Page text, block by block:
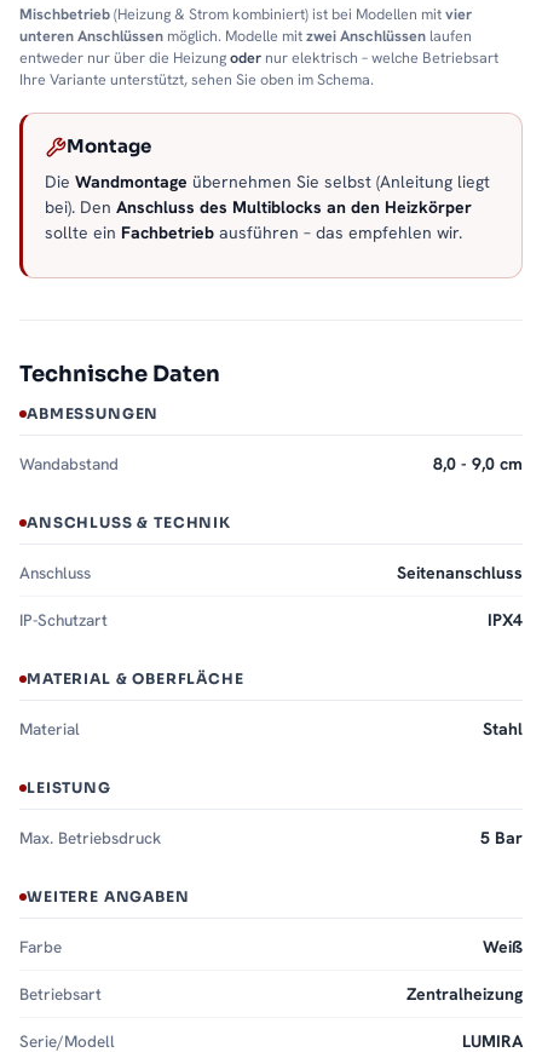
Mischbetrieb(Heizung & Strom kombiniert) ist bei Modellen mitvier
unteren Anschlüssen möglich. Modelle mitzwei Anschlüssen laufen
entweder nur über die Heizungoder nur elektrisch – welche Betriebsart
Ihre Variante unterstützt, sehen Sie oben im Schema.
Montage
Die Wandmontage übernehmen Sie selbst (Anleitung liegt
bei). Den Anschluss des Multiblocks an den Heizkörper
sollte ein Fachbetrieb ausführen – das empfehlen wir.
Technische Daten
ABMESSUNGEN
Wandabstand 8,0 - 9,0 cm
ANSCHLUSS & TECHNIK
Anschluss Seitenanschluss
IP-Schutzart IPX4
MATERIAL & OBERFLÄCHE
Material Stahl
LEISTUNG
Max. Betriebsdruck 5 Bar
WEITERE ANGABEN
Farbe Weiß
Betriebsart Zentralheizung
Serie/Modell LUMIRA